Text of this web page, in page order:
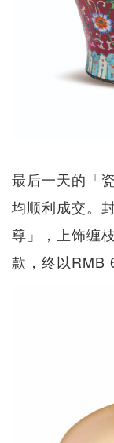
最后一天的「
均顺利成交。
尊」，上饰缠
款，终以RMB